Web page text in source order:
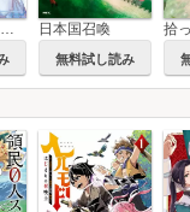
「君を愛することはない」と言った氷の魔術師様の片思い相手が、変装した私だった（コミック） 日本国召喚
無料試し読み